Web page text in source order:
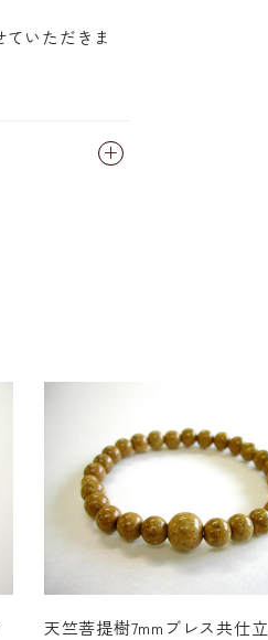
いただきま
天竺菩提樹7mmブレス共仕立